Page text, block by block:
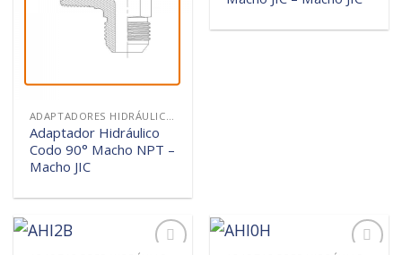
deseos
ADAPTADORES HIDRÁULICOS
Adaptador Hidráulico
Codo 90° Macho NPT –
Macho JIC